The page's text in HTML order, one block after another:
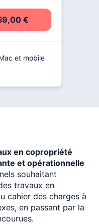
€
et mobile
en copropriété
et opérationnelle
souhaitant
travaux en
cahier des charges à
en passant par la